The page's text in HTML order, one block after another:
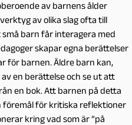
av barnens ålder
av olika slag ofta till
barn får interagera med
skapar egna berättelser
för barnen. Äldre barn kan,
av en berättelse och se ut att
en bok. Att barnen på detta
föremål för kritiska reflektioner
kring vad som är ”på